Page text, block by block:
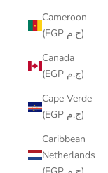
Cameroon
(EGP ج.م)
Canada
(EGP ج.م)
Cape Verde
(EGP ج.م)
Caribbean
Netherlands